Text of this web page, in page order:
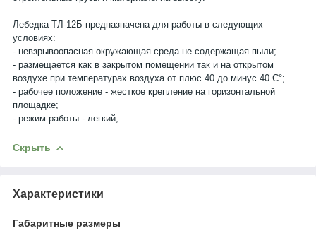
Лебедка ТЛ-12Б предназначена для работы в следующих
условиях:
- невзрывоопасная окружающая среда не содержащая пыли;
- размещается как в закрытом помещении так и на открытом
воздухе при температурах воздуха от плюс 40 до минус 40 С°;
- рабочее положение - жесткое крепление на горизонтальной
площадке;
- режим работы - легкий;
Скрыть
Характеристики
Габаритные размеры